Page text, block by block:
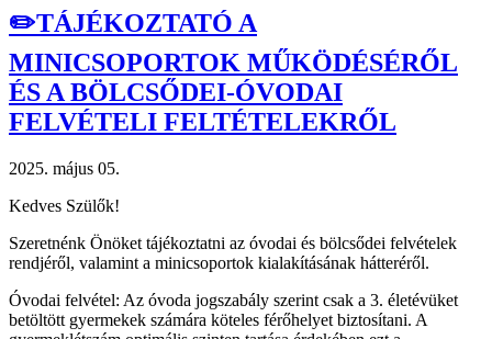
Ön
is
az
Aprófalva
legkisebb
lakóit!)
✏️TÁJÉKOZTATÓ A
MINICSOPORTOK MŰKÖDÉSÉRŐL
ÉS A BÖLCSŐDEI-ÓVODAI
FELVÉTELI FELTÉTELEKRŐL
2025. május 05.
Kedves Szülők!
Szeretnénk Önöket tájékoztatni az óvodai és bölcsődei felvételek
rendjéről, valamint a minicsoportok kialakításának hátteréről.
Óvodai felvétel: Az óvoda jogszabály szerint csak a 3. életévüket
betöltött gyermekek számára köteles férőhelyet biztosítani. A